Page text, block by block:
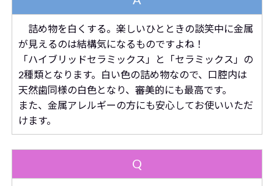
詰め物を白くする。楽しいひとときの談笑中に金属
が見えるのは結構気になるものですよね！
「ハイブリッドセラミックス」と「セラミックス」の
2種類となります。白い色の詰め物なので、口腔内は
天然歯同様の白色となり、審美的にも最高です。
また、金属アレルギーの方にも安心してお使いいただ
けます。
Q